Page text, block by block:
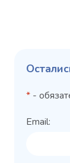
* -
Email: